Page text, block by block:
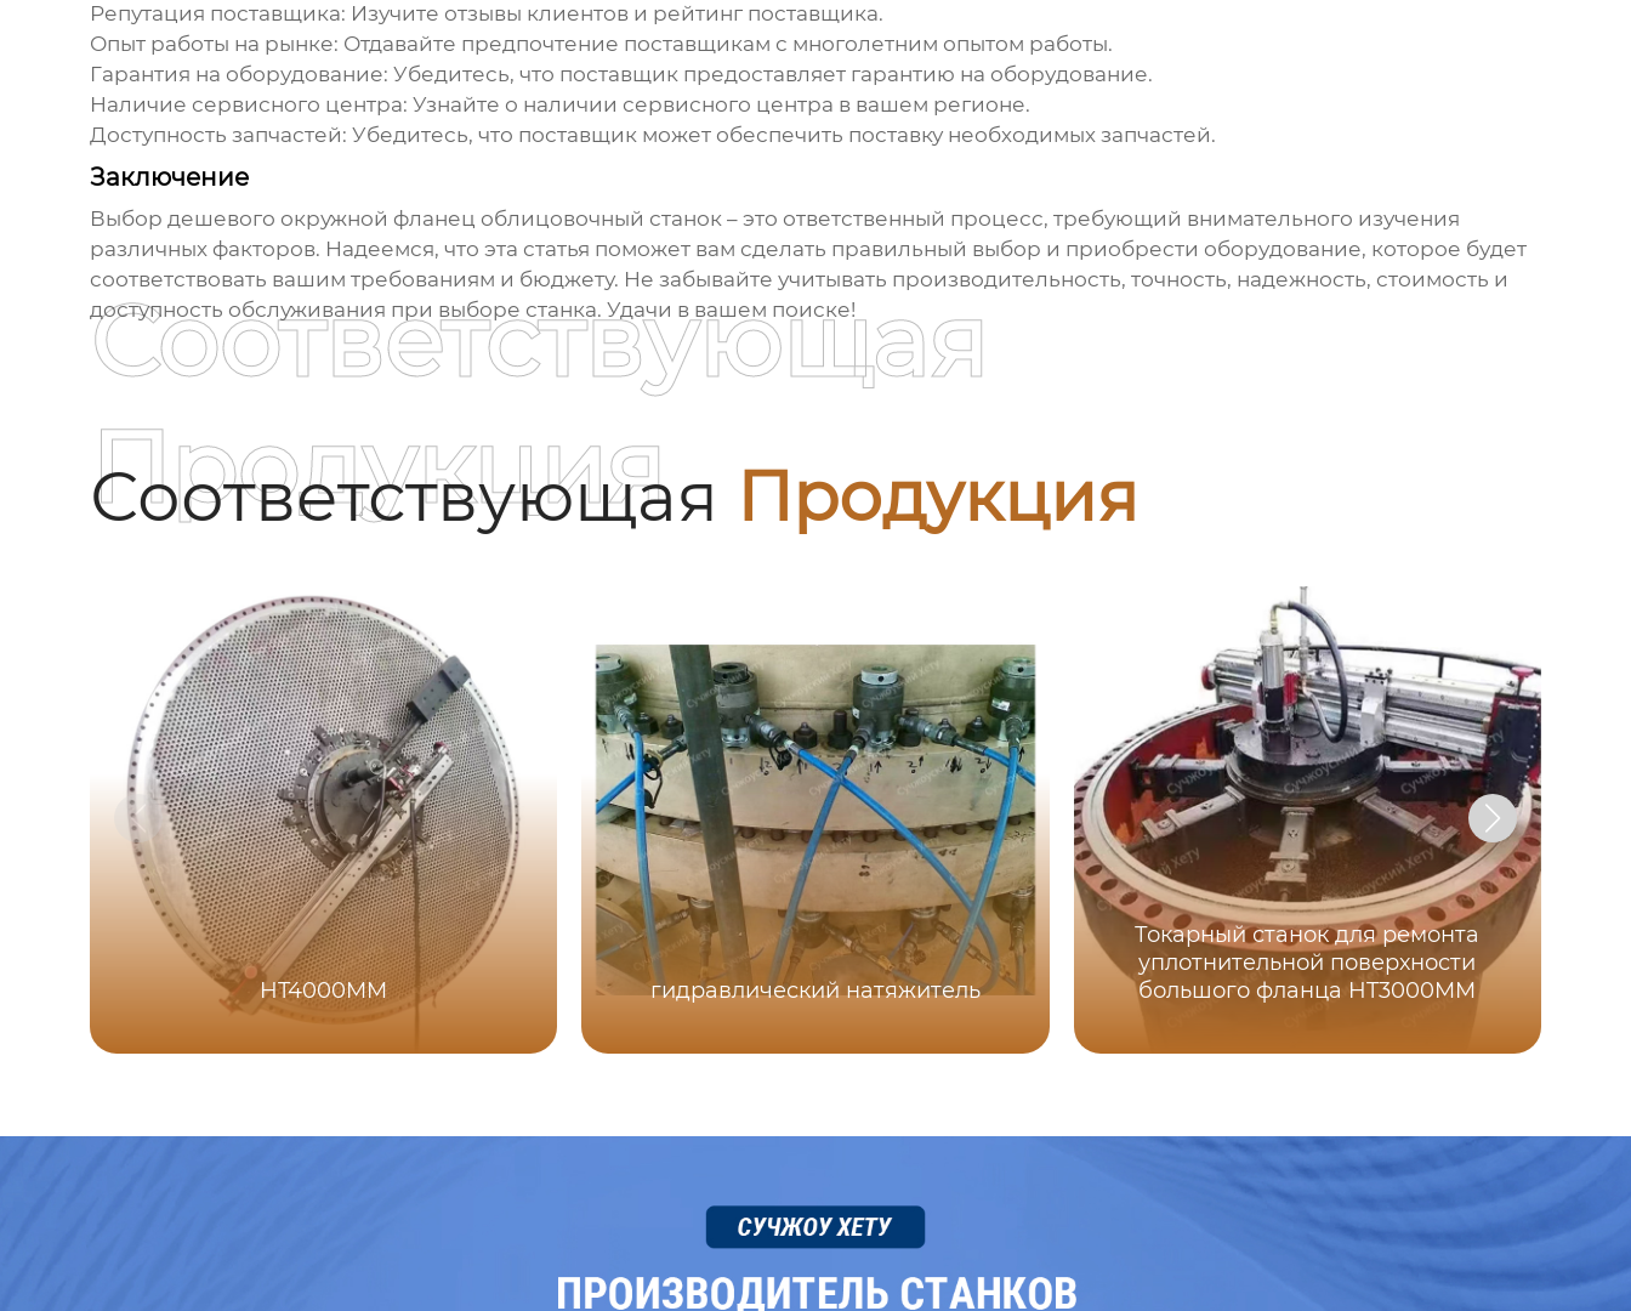
Репутация поставщика: Изучите отзывы клиентов и рейтинг поставщика.
Опыт работы на рынке: Отдавайте предпочтение поставщикам с многолетним опытом работы.
Гарантия на оборудование: Убедитесь, что поставщик предоставляет гарантию на оборудование.
Наличие сервисного центра: Узнайте о наличии сервисного центра в вашем регионе.
Доступность запчастей: Убедитесь, что поставщик может обеспечить поставку необходимых запчастей.
Заключение
Выбор дешевого окружной фланец облицовочный станок– это ответственный процесс, требующий внимательного изучения
различных факторов. Надеемся, что эта статья поможет вам сделать правильный выбор и приобрести оборудование, которое будет
соответствовать вашим требованиям и бюджету. Не забывайте учитывать производительность, точность, надежность, стоимость и
доступность обслуживания при выборе станка. Удачи в вашем поиске!
Соответствующая Продукция
Соответствующая
Продукция
HT4000MM гидравлический натяжитель
Токарный станок для ремонта
уплотнительной поверхности
большого фланца HT3000MM